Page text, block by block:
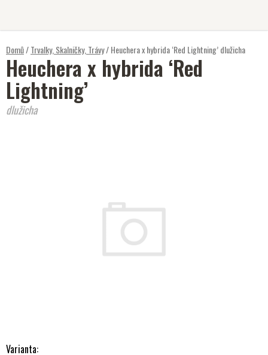
Domů/Trvalky, Skalničky, Trávy/Heuchera x hybrida ‘Red Lightning’dlužicha
Varianta:
Heuchera x hybrida ‘Red
Lightning’
dlužicha